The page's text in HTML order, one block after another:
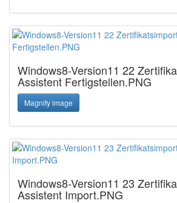
Windows8-Version11 22
Assistent Fertigstellen.PNG
Magnify image
Windows8-Version11 23
Assistent Import.PNG